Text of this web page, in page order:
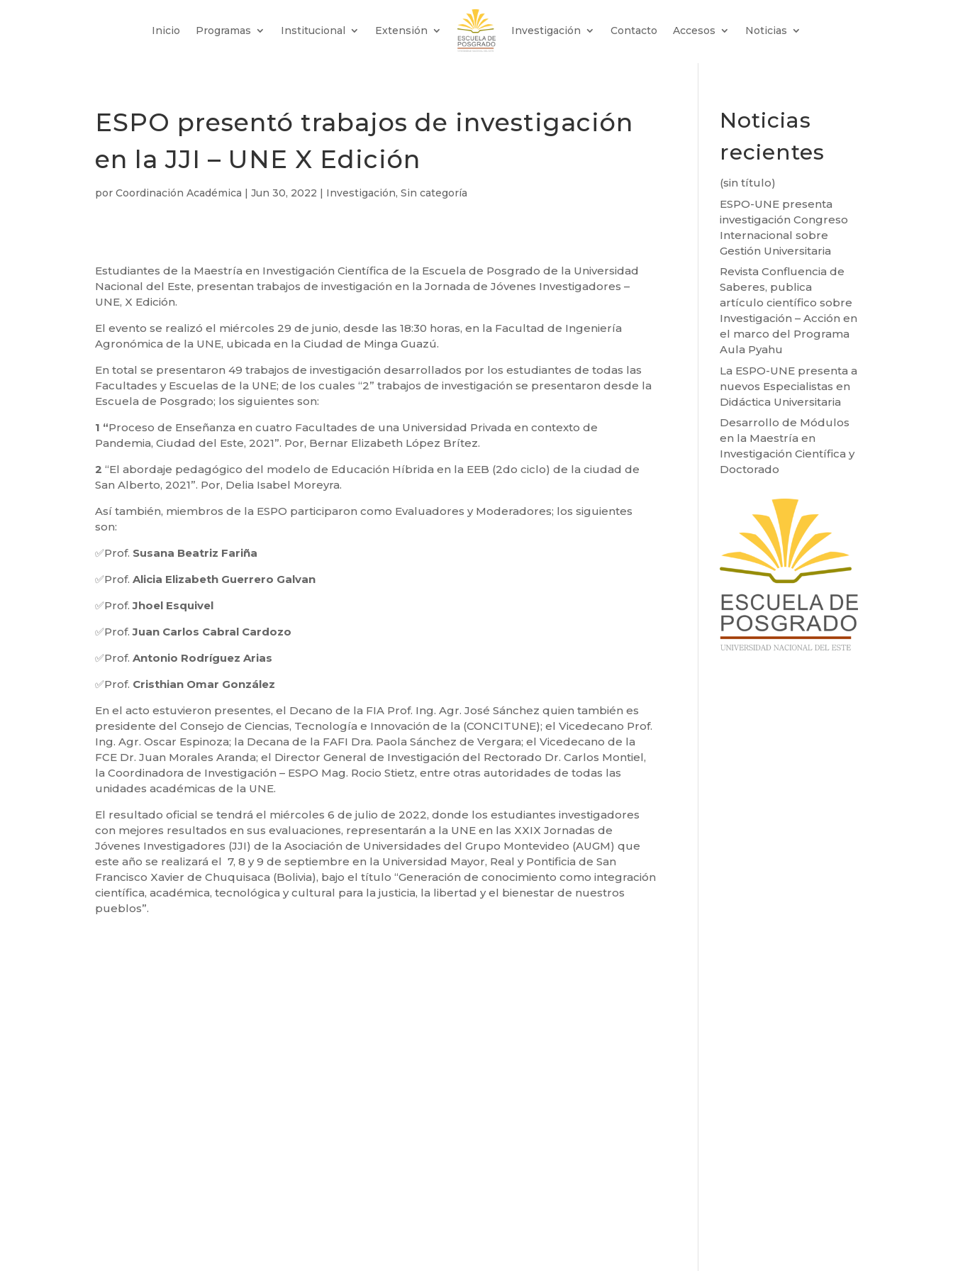
Inicio Programas Institucional Extensión Investigación Contacto Accesos Noticias
ESPO presentó trabajos de investigación
en la JJI – UNE X Edición
porCoordinación Académica |Jun 30, 2022 | Investigación,Sin categoría
Estudiantes de la Maestría en Investigación Científica de la Escuela de Posgrado de la Universidad
Nacional del Este, presentan trabajos de investigación en la Jornada de Jóvenes Investigadores –
UNE, X Edición.
El evento se realizó el miércoles 29 de junio, desde las 18:30 horas, en la Facultad de Ingeniería
Agronómica de la UNE, ubicada en la Ciudad de Minga Guazú.
En total se presentaron 49 trabajos de investigación desarrollados por los estudiantes de todas las
Facultades y Escuelas de la UNE; de los cuales “2” trabajos de investigación se presentaron desde la
Escuela de Posgrado; los siguientes son:
1 “Proceso de Enseñanza en cuatro Facultades de una Universidad Privada en contexto de
Pandemia, Ciudad del Este, 2021”. Por, Bernar Elizabeth López Brítez.
2 “El abordaje pedagógico del modelo de Educación Híbrida en la EEB (2do ciclo) de la ciudad de
San Alberto, 2021”. Por, Delia Isabel Moreyra.
Así también, miembros de la ESPO participaron como Evaluadores y Moderadores; los siguientes
son:
✅Prof. Susana Beatriz Fariña
✅Prof.Alicia Elizabeth Guerrero Galvan
✅Prof.Jhoel Esquivel
✅Prof.Juan Carlos Cabral Cardozo
✅Prof.Antonio Rodríguez Arias
✅Prof. Cristhian Omar González
En el acto estuvieron presentes, el Decano de la FIA Prof. Ing. Agr. José Sánchez quien también es
presidente del Consejo de Ciencias, Tecnología e Innovación de la (CONCITUNE); el Vicedecano Prof.
Ing. Agr. Oscar Espinoza; la Decana de la FAFI Dra. Paola Sánchez de Vergara; el Vicedecano de la
FCE Dr. Juan Morales Aranda; el Director General de Investigación del Rectorado Dr. Carlos Montiel,
la Coordinadora de Investigación – ESPO Mag. Rocio Stietz, entre otras autoridades de todas las
unidades académicas de la UNE.
El resultado oficial se tendrá el miércoles 6 de julio de 2022, donde los estudiantes investigadores
con mejores resultados en sus evaluaciones, representarán a la UNE en las XXIX Jornadas de
Jóvenes Investigadores (JJI) de la Asociación de Universidades del Grupo Montevideo (AUGM) que
este año se realizará el 7, 8 y 9 de septiembre en la Universidad Mayor, Real y Pontificia de San
Francisco Xavier de Chuquisaca (Bolivia), bajo el título “Generación de conocimiento como integración
científica, académica, tecnológica y cultural para la justicia, la libertad y el bienestar de nuestros
pueblos”.
Noticias
recientes
(sin título)
ESPO-UNE presenta
investigación Congreso
Internacional sobre
Gestión Universitaria
Revista Confluencia de
Saberes, publica
artículo científico sobre
Investigación – Acción en
el marco del Programa
Aula Pyahu
La ESPO-UNE presenta a
nuevos Especialistas en
Didáctica Universitaria
Desarrollo de Módulos
en la Maestría en
Investigación Científica y
Doctorado